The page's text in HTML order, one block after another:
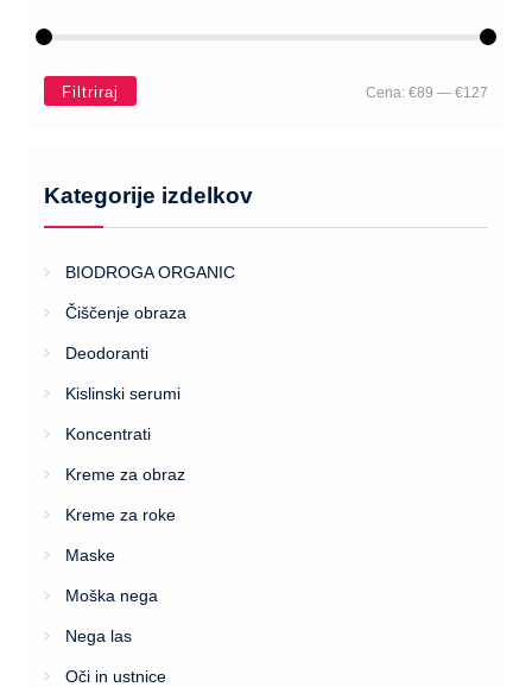
Filtriraj Cena:€89 —€127
Kategorije izdelkov
BIODROGA ORGANIC
Čiščenje obraza
Deodoranti
Kislinski serumi
Koncentrati
Kreme za obraz
Kreme za roke
Maske
Moška nega
Nega las
Oči in ustnice